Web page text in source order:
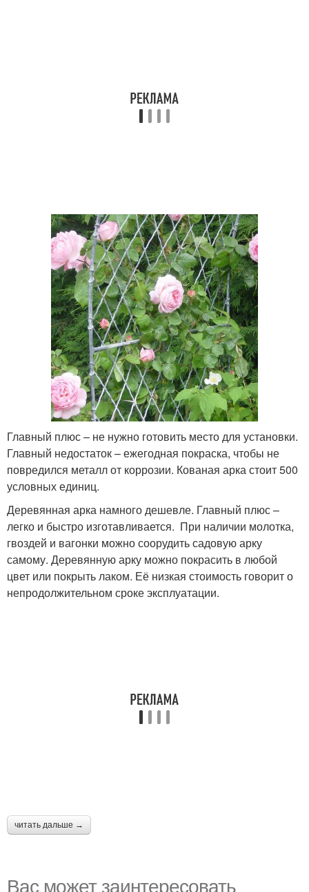
Главный плюс – не нужно готовить место для установки.
Главный недостаток – ежегодная покраска, чтобы не
повредился металл от коррозии. Кованая арка стоит 500
условных единиц.
Деревянная арка намного дешевле. Главный плюс –
легко и быстро изготавливается. При наличии молотка,
гвоздей и вагонки можно соорудить садовую арку
самому. Деревянную арку можно покрасить в любой
цвет или покрыть лаком. Её низкая стоимость говорит о
непродолжительном сроке эксплуатации.
читать дальше →
Вас может заинтересовать